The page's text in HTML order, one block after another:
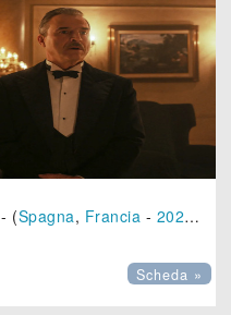
- (Spagna, Francia - 2025 ),
Scheda »